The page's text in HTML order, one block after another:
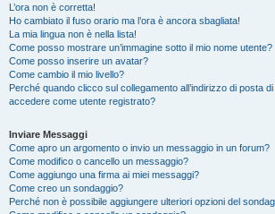
L’ora non è corretta!
Ho cambiato il fuso orario ma l’ora è ancora sbagliata!
La mia lingua non è nella lista!
Come posso mostrare un’immagine sotto il mio nome utente?
Come posso inserire un avatar?
Come cambio il mio livello?
Perché quando clicco sul collegamento all’indirizzo di posta
accedere come utente registrato?
Inviare Messaggi
Come apro un argomento o invio un messaggio in un forum?
Come modifico o cancello un messaggio?
Come aggiungo una firma ai miei messaggi?
Come creo un sondaggio?
Perché non è possibile aggiungere ulteriori opzioni del